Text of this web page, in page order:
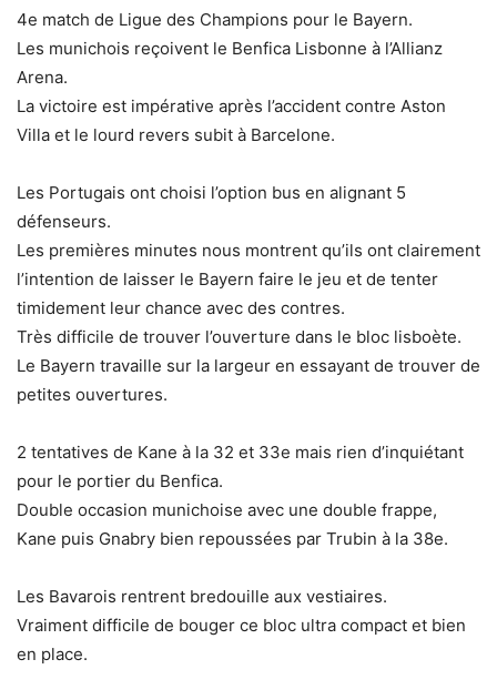
4e match de Ligue des Champions pour le Bayern.
Les munichois reçoivent le Benfica Lisbonne à l’Allianz
Arena.
La victoire est impérative après l’accident contre Aston
Villa et le lourd revers subit à Barcelone.
Les Portugais ont choisi l’option bus en alignant 5
défenseurs.
Les premières minutes nous montrent qu’ils ont clairement
l’intention de laisser le Bayern faire le jeu et de tenter
timidement leur chance avec des contres.
Très difficile de trouver l’ouverture dans le bloc lisboète.
Le Bayern travaille sur la largeur en essayant de trouver de
petites ouvertures.
2 tentatives de Kane à la 32 et 33e mais rien d’inquiétant
pour le portier du Benfica.
Double occasion munichoise avec une double frappe,
Kane puis Gnabry bien repoussées par Trubin à la 38e.
Les Bavarois rentrent bredouille aux vestiaires.
Vraiment difficile de bouger ce bloc ultra compact et bien
en place.